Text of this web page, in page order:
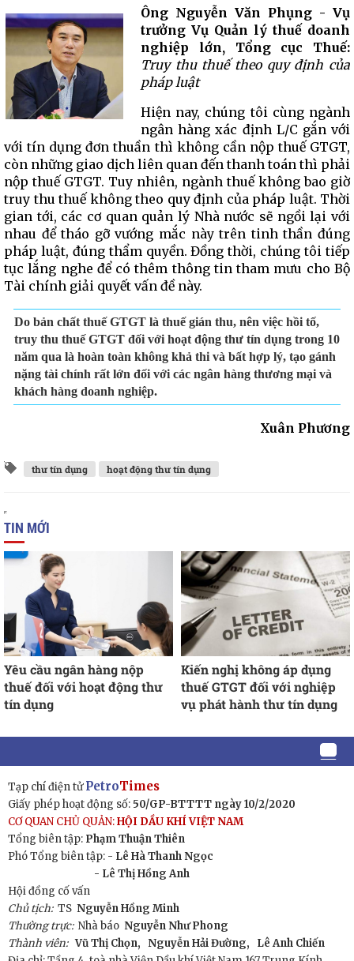
Ông Nguyễn Văn Phụng - Vụ
trưởng Vụ Quản lý thuế doanh
nghiệp lớn, Tổng cục Thuế:
Truy thu thuế theo quy định của
pháp luật
Hiện nay, chúng tôi cùng ngành
ngân hàng xác định L/C gắn với
với tín dụng đơn thuần thì không cần nộp thuế GTGT,
còn những giao dịch liên quan đến thanh toán thì phải
nộp thuế GTGT. Tuy nhiên, ngành thuế không bao giờ
truy thu thuế không theo quy định của pháp luật. Thời
gian tới, các cơ quan quản lý Nhà nước sẽ ngồi lại với
nhau để tháo gỡ vướng mắc này trên tinh thần đúng
pháp luật, đúng thẩm quyền. Đồng thời, chúng tôi tiếp
tục lắng nghe để có thêm thông tin tham mưu cho Bộ
Tài chính giải quyết vấn đề này.
Do bản chất thuế GTGT là thuế gián thu, nên việc hồi tố,
truy thu thuế GTGT đối với hoạt động thư tín dụng trong 10
năm qua là hoàn toàn không khả thi và bất hợp lý, tạo gánh
nặng tài chính rất lớn đối với các ngân hàng thương mại và
khách hàng doanh nghiệp.
Xuân Phương
thư tín dụng hoạt động thư tín dụng
TIN MỚI
Yêu cầu ngân hàng nộp
thuế đối với hoạt động thư
tín dụng
Kiến nghị không áp dụng
thuế GTGT đối với nghiệp
vụ phát hành thư tín dụng
Tạp chí điện tửPetroTimes
Giấy phép hoạt động số: 50/GP-BTTTT ngày 10/2/2020
CƠ QUAN CHỦ QUẢN:HỘI DẦU KHÍ VIỆT NAM
Tổng biên tập: Phạm Thuận Thiên
Phó Tổng biên tập: - Lê Hà Thanh Ngọc
- Lê Thị Hồng Anh
Hội đồng cố vấn
Chủ tịch:TS Nguyễn Hồng Minh
Thường trực: Nhà báo Nguyễn Như Phong
Thành viên: Vũ Thị Chọn, Nguyễn Hải Đường,
Lê Anh Chiến